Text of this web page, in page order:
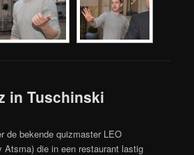
in Tuschinski
de bekende quizmaster LEO
Atsma) die in een restaurant lastig